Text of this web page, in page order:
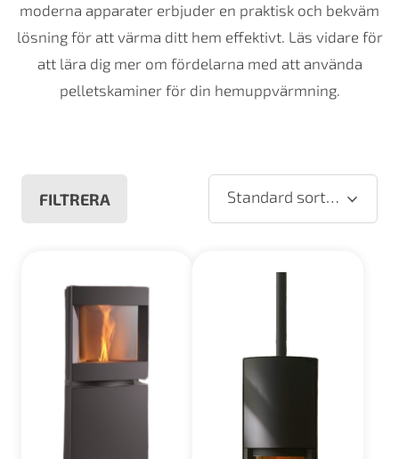
moderna apparater erbjuder en praktisk och bekväm
lösning för att värma ditt hem effektivt. Läs vidare för
att lära dig mer om fördelarna med att använda
pelletskaminer för din hemuppvärmning.
FILTRERA Standard sortering